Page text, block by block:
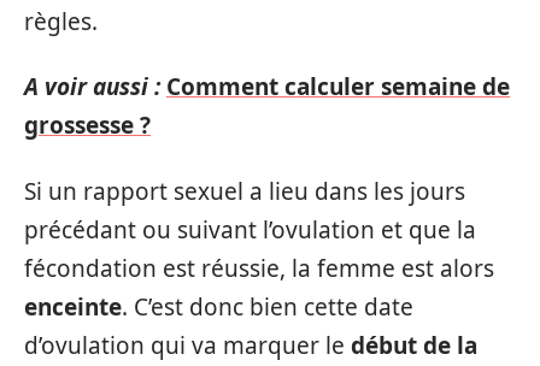
règles.
A voir aussi : Comment calculer semaine de
grossesse ?
Si un rapport sexuel a lieu dans les jours
précédant ou suivant l’ovulation et que la
fécondation est réussie, la femme est alors
enceinte. C’est donc bien cette date
d’ovulation qui va marquer le début de la